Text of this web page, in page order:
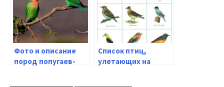
Фото и описание
пород попугаев-
Список птиц,
улетающих на